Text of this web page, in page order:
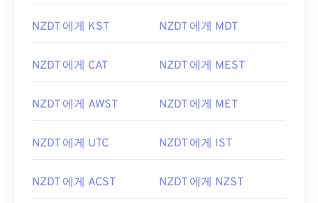
NZDT 에게 KST NZDT 에게 MDT
NZDT 에게 CAT NZDT 에게 MEST
NZDT 에게 AWST NZDT 에게 MET
NZDT 에게 UTC NZDT 에게 IST
NZDT 에게 ACST NZDT 에게 NZST